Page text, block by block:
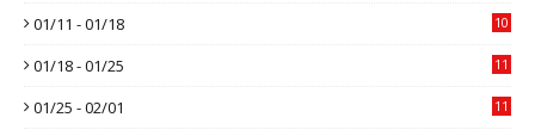
01/11 - 01/18 10
01/18 - 01/25 11
01/25 - 02/01 11